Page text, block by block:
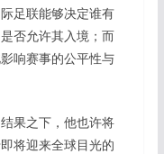
足联能够决定谁有
否允许其入境；而
响赛事的公平性与
果之下，他也许将
将迎来全球目光的